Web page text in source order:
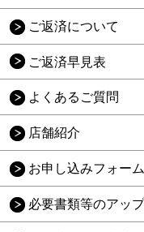
ご返済について
ご返済早見表
よくあるご質問
店舗紹介
お申し込みフォーム
必要書類等のアッ